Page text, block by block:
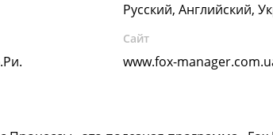
Русский, Английский,
Сайт
www.fox-